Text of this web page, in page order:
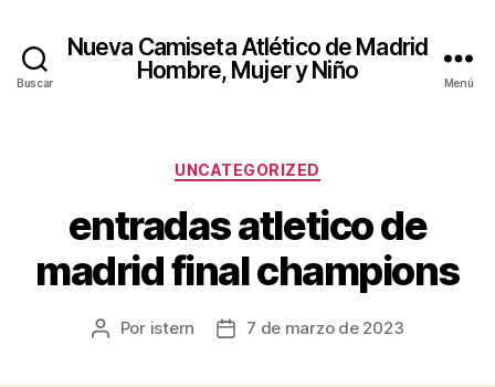
Buscar
Nueva Camiseta Atlético de Madrid
Hombre, Mujer y Niño
Menú
Categorías
UNCATEGORIZED
entradas atletico de
madrid final champions
Autor
Por istern
Fecha7 de marzo de 2023